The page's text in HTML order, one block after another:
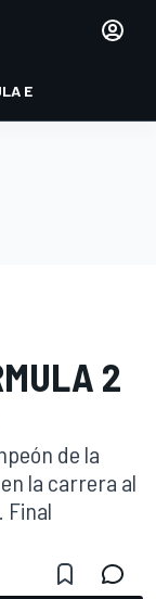
E
2
de la
la carrera al
Final